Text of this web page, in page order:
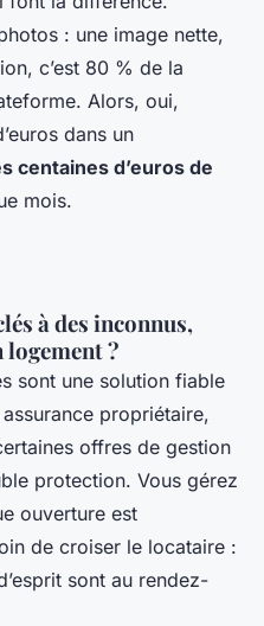
: une image nette,
c’est 80 % de la
Alors, oui,
dans un
centaines d’euros de
mois.
à des inconnus,
?
sont une solution fiable
propriétaire,
offres de gestion
protection. Vous gérez
ouverture est
de croiser le locataire :
sont au rendez-